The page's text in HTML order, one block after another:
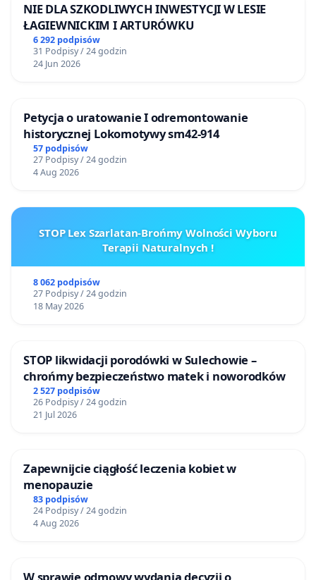
NIE DLA SZKODLIWYCH INWESTYCJI W LESIE
ŁAGIEWNICKIM I ARTURÓWKU
6 292 podpisów
31 Podpisy / 24 godzin
24 Jun 2026
Petycja o uratowanie I odremontowanie
historycznej Lokomotywy sm42-914
57 podpisów
27 Podpisy / 24 godzin
4 Aug 2026
STOP Lex Szarlatan-Brońmy Wolności Wyboru
Terapii Naturalnych !
8 062 podpisów
27 Podpisy / 24 godzin
18 May 2026
STOP likwidacji porodówki w Sulechowie –
chrońmy bezpieczeństwo matek i noworodków
2 527 podpisów
26 Podpisy / 24 godzin
21 Jul 2026
Zapewnijcie ciągłość leczenia kobiet w
menopauzie
83 podpisów
24 Podpisy / 24 godzin
4 Aug 2026
W sprawie odmowy wydania decyzji o